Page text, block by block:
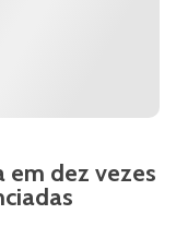
em dez vezes